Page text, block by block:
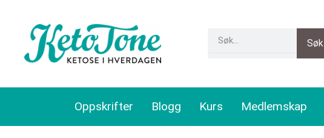
content
Søk
Oppskrifter Blogg Kurs Medlemskap